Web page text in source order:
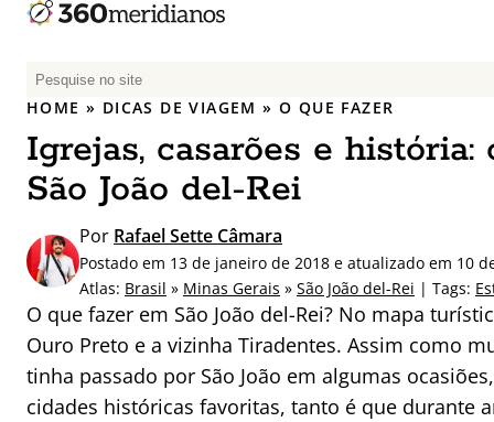
P
e
q
u
i
a
r
p
o
r
:
HOME » DICAS DE VIAGEM »O QUE FAZER
Igrejas, casarões e
São João del-Rei
Por Rafael Sette Câmara
Postado em 13 de janeiro de 2018 e atualizado em 10
Atlas: Brasil » Minas Gerais » São João del-Rei | Tags:
O que fazer em São João del-Rei? No mapa
Ouro Preto e a vizinha Tiradentes. Assim como
tinha passado por São João em algumas
cidades históricas favoritas, tanto é que durante